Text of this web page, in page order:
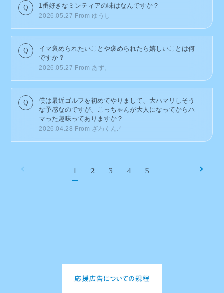
1番好きなミンティアの味はなんですか？
2026.05.27 From ゆうし
イマ褒められたいことや褒められたら嬉しいことは何
ですか？
2026.05.27 From あず。
僕は最近ゴルフを初めてやりまして、大ハマリしそう
な予感なのですが、こっちゃんが大人になってからハ
マった趣味ってありますか？
2026.04.28 From ざわくん.ᐟ
1 2 3 4 5